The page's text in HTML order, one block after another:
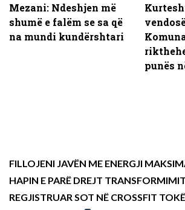
Mezani: Ndeshjen më
shumë e falëm se sa që
na mundi kundërshtari
punës
FILLOJENI JAVËN ME ENERGJI
HAPIN E PARË DREJT
REGJISTRUAR SOT NË CROSSFIT